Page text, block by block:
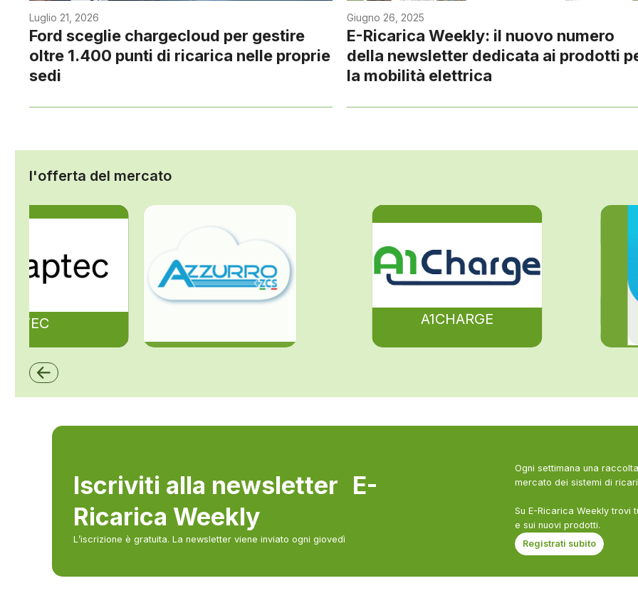
Luglio 21, 2026
Ford sceglie chargecloud per gestire
oltre 1.400 punti di ricarica nelle proprie
sedi
Giugno 26, 2025
E-Ricarica Weekly: il nuovo numero
della newsletter dedicata ai prodotti
la mobilità elettrica
l'offerta del mercato
A1CHARGE
ZCS Azzurro
Iscriviti alla newsletter E-
Ricarica Weekly
L’iscrizione è gratuita. La newsletter viene inviato ogni giovedì
Ogni settimana una
mercato dei sistemi di
Su E-Ricarica Weekly trovi
e sui nuovi prodotti.
Registrati subito